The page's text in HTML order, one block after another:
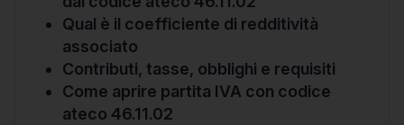
Qual è il coefficiente di redditività
associato
Contributi, tasse, obblighi e requisiti
Come aprire partita IVA con codice
ateco 46.11.02